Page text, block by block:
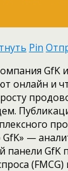
Pin
GfK
онлайн и
—
панели GfK